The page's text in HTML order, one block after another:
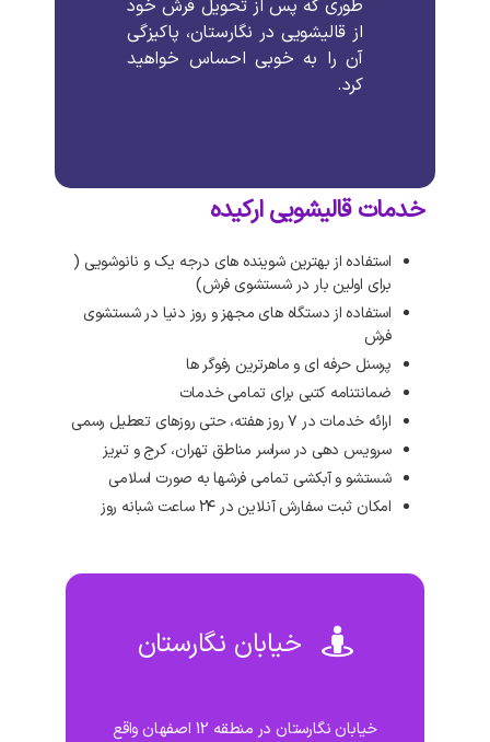
طوری که پس از تحویل فرش خود
از قالیشویی در نگارستان، پاکیزگی
آن را به خوبی احساس خواهید
کرد.
خدمات قالیشویی ارکیده
استفاده از بهترین شوینده های درجه یک و نانوشویی (
برای اولین بار در شستشوی فرش)
استفاده از دستگاه های مجهز و روز دنیا در شستشوی
فرش
پرسنل حرفه ای و ماهرترین رفوگر ها
ضمانتنامه کتبی برای تمامی خدمات
ارائه خدمات در ۷ روز هفته، حتی روزهای تعطیل رسمی
سرویس دهی در سراسر مناطق تهران، کرج و تبریز
شستشو و آبکشی تمامی فرشها به صورت اسلامی
امکان ثبت سفارش آنلاین در ۲۴ ساعت شبانه روز
خیابان نگارستان
خیابان نگارستان در منطقه 12 اصفهان واقع